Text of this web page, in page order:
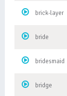
brick-layer
bride
bridesmaid
bridge